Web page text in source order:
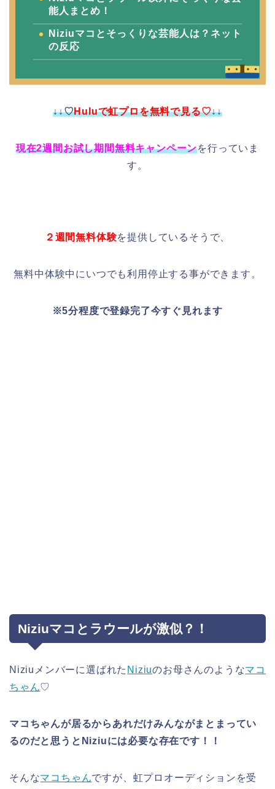
能人まとめ！
Niziuマコとそっくりな芸能人は？ネット
の反応
↓↓♡Huluで虹プロを無料で見る♡↓↓
現在2週間お試し期間無料キャンペーンを行っていま
す。
２週間無料体験を提供しているそうで、
無料中体験中にいつでも利用停止する事ができます。
※5分程度で登録完了今すぐ見れます
Niziuマコとラウールが激似？！
Niziuメンバーに選ばれた Niziuのお母さんのようなマコ
ちゃん♡
マコちゃんが居るからあれだけみんながまとまってい
るのだと思うとNiziuには必要な存在です！！
そんなマコちゃんですが、虹プロオーディションを受